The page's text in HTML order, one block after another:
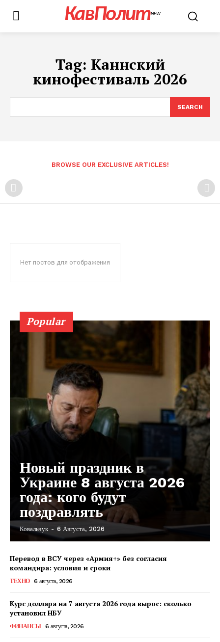
КавПолитNEW
Tag: Каннский
кинофестиваль 2026
SEARCH
BROWSE OUR EXCLUSIVE ARTICLES!
Нет постов для отображения
Popular
Новый праздник в
Украине 8 августа 2026
года: кого будут
поздравлять
Ковальчук - 6 Августа, 2026
Перевод в ВСУ через «Армия+» без согласия
командира: условия и сроки
ТЕХНО 6 августа, 2026
Курс доллара на 7 августа 2026 года вырос: сколько
установил НБУ
ФИНАНСЫ 6 августа, 2026